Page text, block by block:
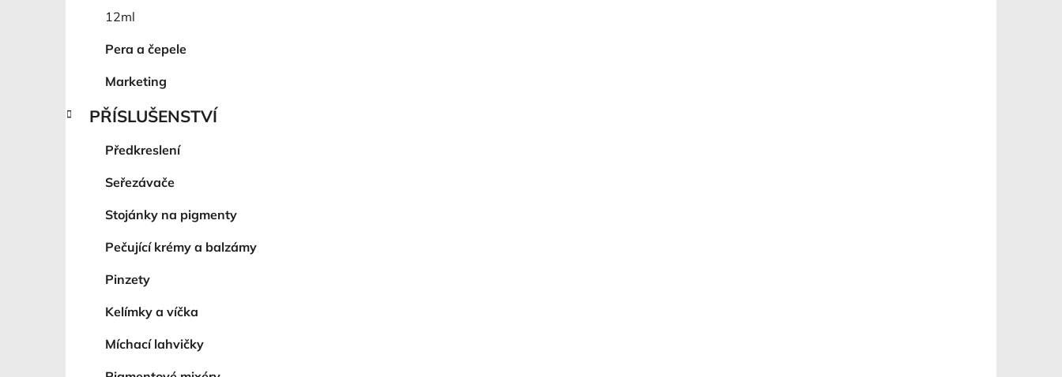
12ml
Pera a čepele
Marketing
PŘÍSLUŠENSTVÍ
Předkreslení
Seřezávače
Stojánky na pigmenty
Pečující krémy a balzámy
Pinzety
Kelímky a víčka
Míchací lahvičky